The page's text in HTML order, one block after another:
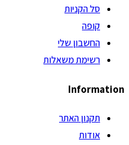
סל הקניות
קופה
החשבון שלי
רשימת משאלות
Information
תקנון האתר
אודות